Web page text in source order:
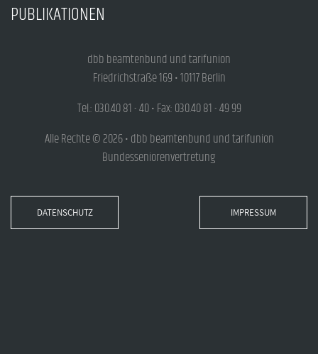
PUBLIKATIONEN
dbb beamtenbund und tarifunion
Friedrichstraße 169 • 10117 Berlin
Tel.: 030.40 81 - 40 • Fax: 030.40 81 - 49 99
Alle Rechte © 2026 • dbb beamtenbund und tarifunion
Bundesseniorenvertretung
DATENSCHUTZ IMPRESSUM